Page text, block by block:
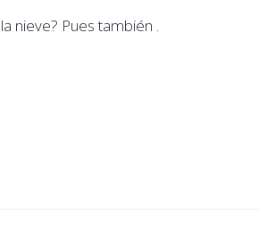
nieve? Pues también .